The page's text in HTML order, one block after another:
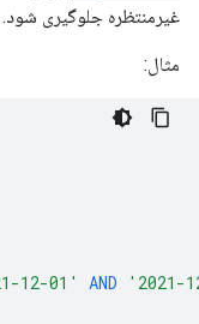
غیرمنتظره جلوگیری شود.
مثال:
12-01' AND '2021-